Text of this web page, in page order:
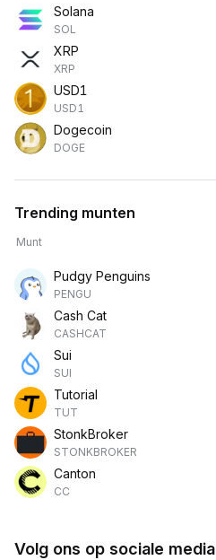
Solana
SOL
XRP
XRP
USD1
USD1
Dogecoin
DOGE
Trending munten
Munt
Pudgy Penguins
PENGU
Cash Cat
CASHCAT
Sui
SUI
Tutorial
TUT
StonkBroker
STONKBROKER
Canton
CC
Volg ons op sociale media